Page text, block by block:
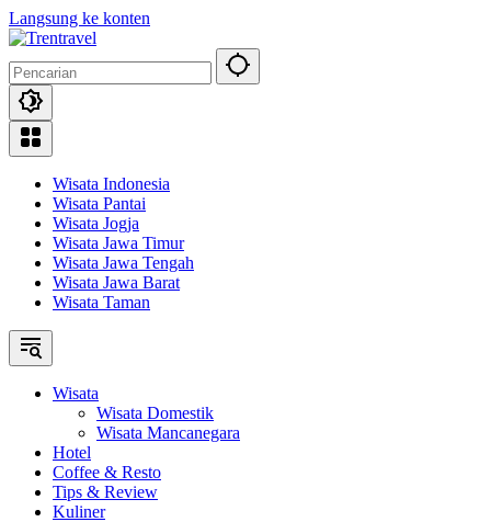
Langsung ke konten
Wisata Indonesia
Wisata Pantai
Wisata Jogja
Wisata Jawa Timur
Wisata Jawa Tengah
Wisata Jawa Barat
Wisata Taman
Wisata
Wisata Domestik
Wisata Mancanegara
Hotel
Coffee & Resto
Tips & Review
Kuliner